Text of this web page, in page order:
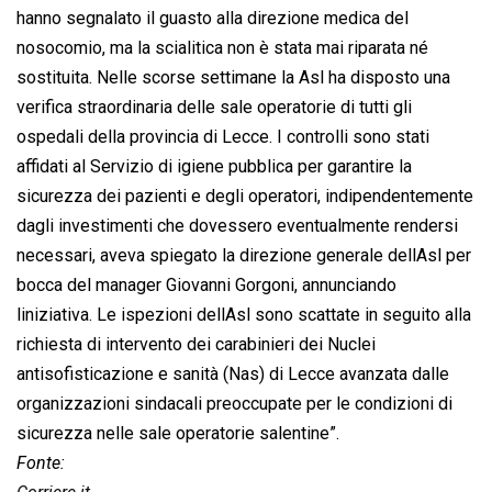
hanno segnalato il guasto alla direzione medica del
nosocomio, ma la scialitica non è stata mai riparata né
sostituita. Nelle scorse settimane la Asl ha disposto una
verifica straordinaria delle sale operatorie di tutti gli
ospedali della provincia di Lecce. I controlli sono stati
affidati al Servizio di igiene pubblica per garantire la
sicurezza dei pazienti e degli operatori, indipendentemente
dagli investimenti che dovessero eventualmente rendersi
necessari, aveva spiegato la direzione generale dellAsl per
bocca del manager Giovanni Gorgoni, annunciando
liniziativa. Le ispezioni dellAsl sono scattate in seguito alla
richiesta di intervento dei carabinieri dei Nuclei
antisofisticazione e sanità (Nas) di Lecce avanzata dalle
organizzazioni sindacali preoccupate per le condizioni di
sicurezza nelle sale operatorie salentine”.
Fonte: